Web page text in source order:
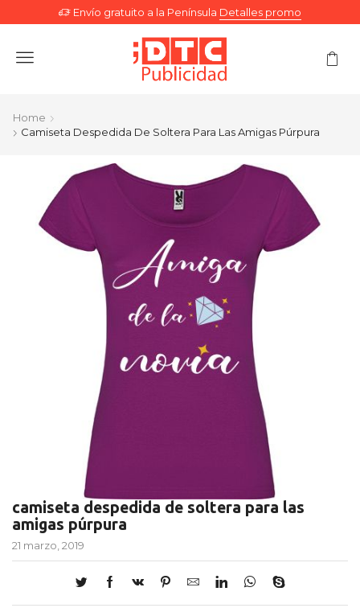
Envío gratuito a la Península Detalles promo
Menu
Home
Camiseta Despedida De Soltera Para Las Amigas Púrpura
camiseta despedida de soltera para las
amigas púrpura
21 marzo, 2019